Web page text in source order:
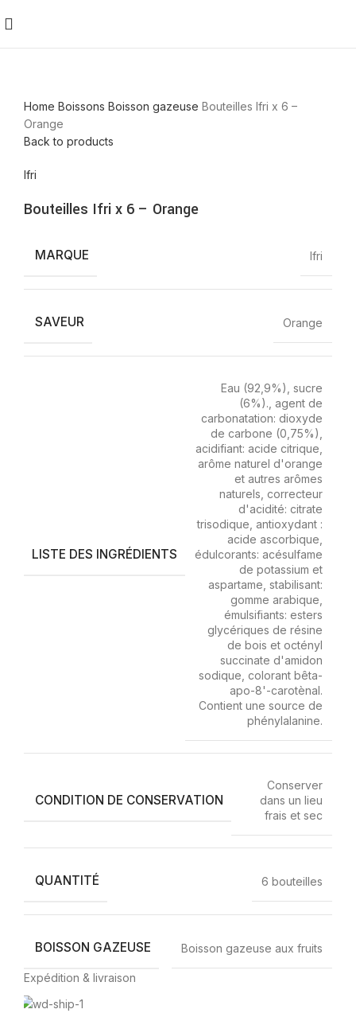
Home Boissons Boisson gazeuse Bouteilles Ifri x 6 –
Orange
Back to products
Ifri
Bouteilles Ifri x 6 – Orange
MARQUE Ifri
SAVEUR Orange
LISTE DES INGRÉDIENTS
Eau (92,9%), sucre
(6%)., agent de
carbonatation: dioxyde
de carbone (0,75%),
acidifiant: acide citrique,
arôme naturel d'orange
et autres arômes
naturels, correcteur
d'acidité: citrate
trisodique, antioxydant :
acide ascorbique,
édulcorants: acésulfame
de potassium et
aspartame, stabilisant:
gomme arabique,
émulsifiants: esters
glycériques de résine
de bois et octényl
succinate d'amidon
sodique, colorant bêta-
apo-8'-carotènal.
Contient une source de
phénylalanine.
CONDITION DE CONSERVATION
Conserver
dans un lieu
frais et sec
QUANTITÉ 6 bouteilles
BOISSON GAZEUSE Boisson gazeuse aux fruits
Expédition & livraison